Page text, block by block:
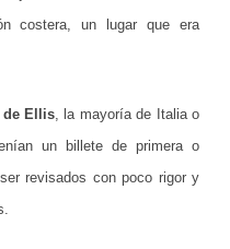
t
l
costera, un lugar que era
Ellis, la mayoría de Italia o
un billete de primera o
revisados con poco rigor y